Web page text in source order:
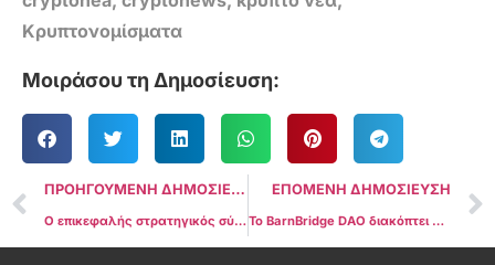
Κρυπτονομίσματα
Μοιράσου τη Δημοσίευση:
ΠΡΟΗΓΟΥΜΕΝΗ ΔΗΜΟΣΙΕΥΣΗ
Ο επικεφαλής στρατηγικός σύμβουλος της Binance ανακοινώνει την αποχώρησή του εν μέσω αναφορών για παραιτήσεις στις ΗΠΑ
ΕΠΟΜΕΝΗ ΔΗΜΟΣΙΕΥΣΗ
Το BarnBridge DAO διακόπτει όλες τις εργασίες για το πρωτόκολλο DeFi ως απάντηση στην έρευνα της SEC